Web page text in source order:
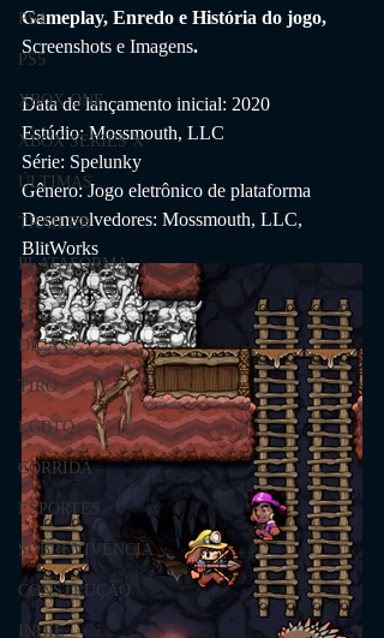
PS4
PS5
XBOX ONE
XBOX SERIES X
ÚLTIMAS
TRAILER
PLATAFORMA
FPS
DICAS
TIRO
LGBTQ+
CORRIDA
ESPORTES
SOBREVIVÊNCIA
CONSTRUÇÃO
INDIE
Gameplay, Enredo e História do jogo,
Screenshots e Imagens.
Data de lançamento inicial: 2020
Estúdio: Mossmouth, LLC
Série: Spelunky
Gênero: Jogo eletrônico de plataforma
Desenvolvedores: Mossmouth, LLC,
BlitWorks